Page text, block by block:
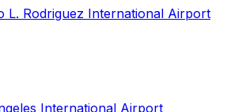
L. Rodriguez International Airport
International Airport